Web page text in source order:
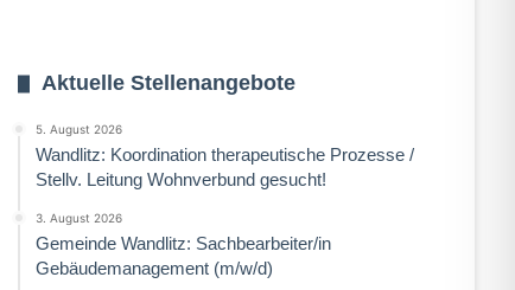
Aktuelle Stellenangebote
5. August 2026
Wandlitz: Koordination therapeutische Prozesse /
Stellv. Leitung Wohnverbund gesucht!
3. August 2026
Gemeinde Wandlitz: Sachbearbeiter/in
Gebäudemanagement (m/w/d)